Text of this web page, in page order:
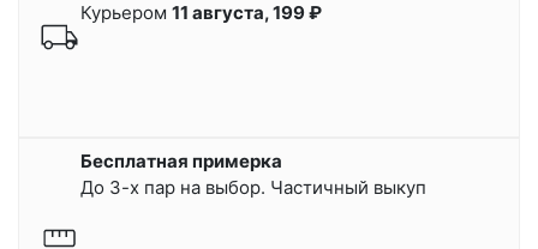
Курьером 11 августа, 199 ₽
Бесплатная примерка
До 3-х пар на выбор. Частичный выкуп